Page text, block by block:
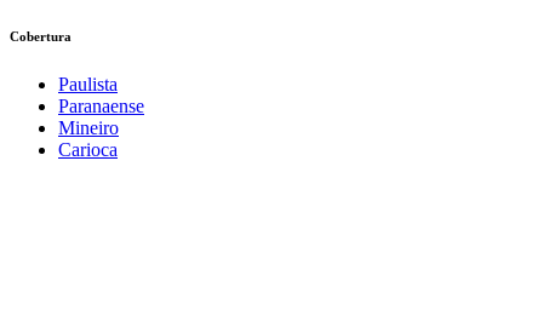
Cobertura
Paulista
Paranaense
Mineiro
Carioca